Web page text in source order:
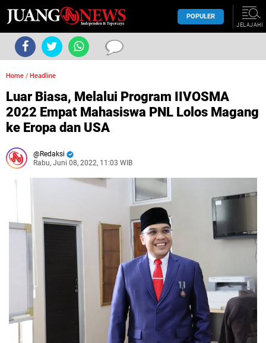
POPULER
JELAJAHI
Home / Headline
Luar Biasa, Melalui Program IIVOSMA
2022 Empat Mahasiswa PNL Lolos Magang
ke Eropa dan USA
Redaksi
Rabu, Juni 08, 2022, 11:03 WIB